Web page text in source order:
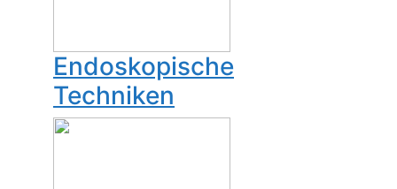
Endoskopische
Techniken